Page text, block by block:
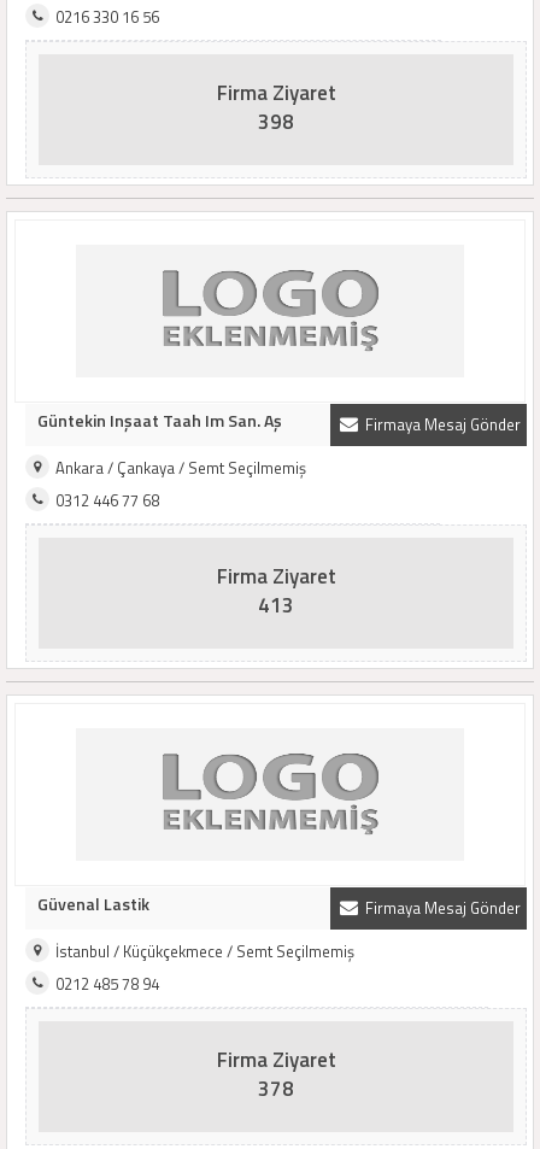
0216 330 16 56
Firma Ziyaret
398
Firmaya Mesaj Gönder
Güntekin Inşaat Taah Im San. Aş
Ankara / Çankaya / Semt Seçilmemiş
0312 446 77 68
Firma Ziyaret
413
Firmaya Mesaj Gönder
Güvenal Lastik
İstanbul / Küçükçekmece / Semt Seçilmemiş
0212 485 78 94
Firma Ziyaret
378